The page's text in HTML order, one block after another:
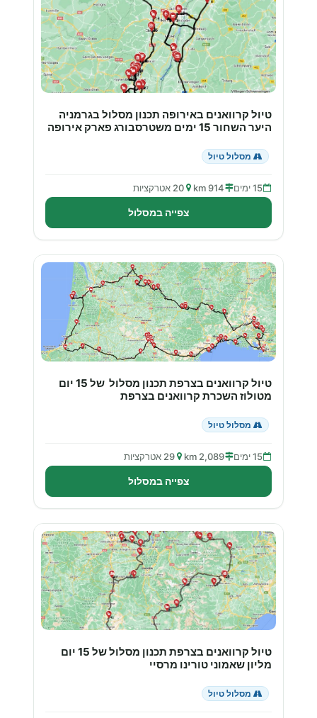
טיול קרוואנים באירופה תכנון מסלול בגרמניה
היער השחור 15 ימים משטרסבורג פארק אירופה
מסלול טיול
15 ימים 914 km 20 אטרקציות
צפייה במסלול
טיול קרוואנים בצרפת תכנון מסלול של 15 יום
מטולוז השכרת קרוואנים בצרפת
מסלול טיול
15 ימים 2,089 km 29 אטרקציות
צפייה במסלול
טיול קרוואנים בצרפת תכנון מסלול של 15 יום
מליון שאמוני טורינו מרסיי
מסלול טיול